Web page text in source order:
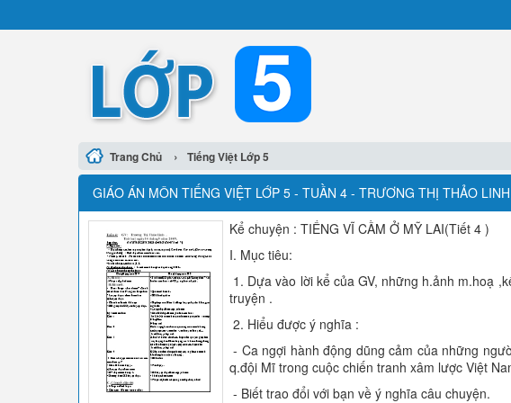
Trang Chủ › Tiếng Việt Lớp 5
GIÁO ÁN MÔN TIẾNG VIỆT LỚP 5 - TUẦN 4 - TRƯƠNG THỊ THẢO LINH
Kể chuyện : TIẾNG VĨ CẦM Ở MỸ LAI(Tiết 4 )
I. Mục tiêu:
1. Dựa vào lời kể của GV, những h.ảnh m.hoạ
truyện .
2. Hiểu được ý nghĩa :
- Ca ngợi hành động dũng cảm của những
q.đội Mĩ trong cuộc chiến tranh xâm lược Việt
- Biết trao đổi với bạn về ý nghĩa câu chuyện.